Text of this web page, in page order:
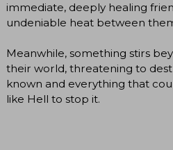
immediate, deeply healing
undeniable heat between
Meanwhile, something stirs
their world, threatening to
known and everything that
like Hell to stop it.